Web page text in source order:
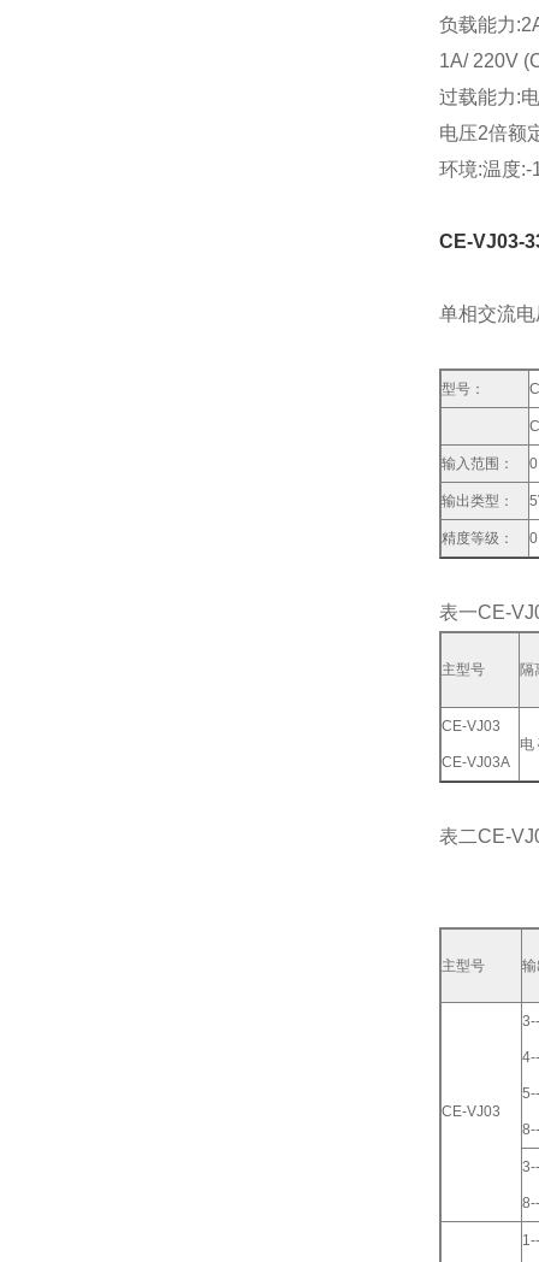
负载能力
1A/ 220V
过载能力:
电压2倍额
环境:温度
CE-VJ03-
单相交流
型号：
输入范围：
输出类型：
精度等级：
表一CE-
主型号 隔
CE-VJ03
CE-VJ03A
电
表二CE-
主型号 输
CE-VJ03